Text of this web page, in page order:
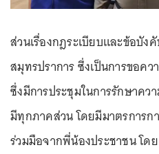
ส่วนเรื่องกฎระเบียบและข้อบั
สมุทรปราการ ซึ่งเป็นการขอค
ซึ่งมีการประชุมในการรักษาค
มีทุกภาคส่วน โดยมีมาตรการ
ร่วมมือจากพี่น้องประชาชน โ